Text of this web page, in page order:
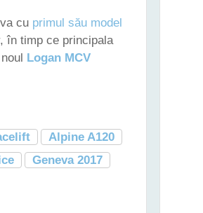
cu primul său model
în timp ce principala
Logan MCV
Alpine A120
Geneva 2017